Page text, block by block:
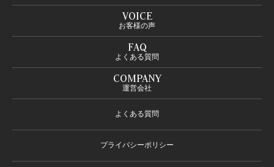
VOICE
お客様の声
FAQ
よくある質問
COMPANY
運営会社
よくある質問
プライバシーポリシー